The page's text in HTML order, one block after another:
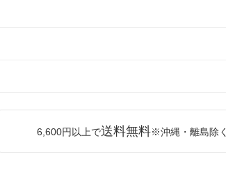
6,600円以上で送料無料※沖縄・離島除く